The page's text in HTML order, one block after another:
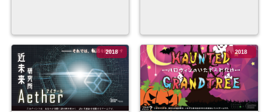
2018 2018